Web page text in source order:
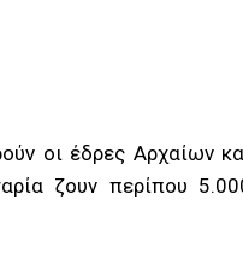
οι έδρες Αρχαίων
ζουν περίπου